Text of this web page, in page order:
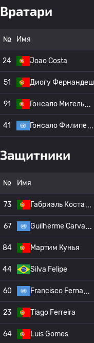
Вратари
№ Имя
24 Joao Costa
51 Диогу Фернандеш
91 Гонсало Мигель
41 Гонсало Филипе
Защитники
№ Имя
73 Габриэль Коста
67 Guilherme Carva
84 Мартим Кунья
44 Silva Felipe
60 Francisco Ferna
23 Tiago Ferreira
64 Luis Gomes